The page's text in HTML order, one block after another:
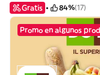
Gratis 84%(17)
Promo en algunos